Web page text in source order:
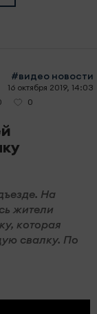
#видео новости
16 октября 2019, 14:03
0
На
жители
которая
свалку. По